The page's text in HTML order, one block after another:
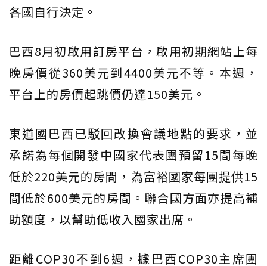
各國自行決定。
巴西8月初啟用訂房平台，啟用初期網站上每
晚房價從360美元到4400美元不等。本週，
平台上的房價起跳價仍達150美元。
東道國巴西已駁回改換會議地點的要求，並
承諾為每個開發中國家代表團預留15間每晚
低於220美元的房間，為富裕國家每團提供15
間低於600美元的房間。聯合國方面亦提高補
助額度，以幫助低收入國家出席。
距離COP30不到6週，據巴西COP30主席團